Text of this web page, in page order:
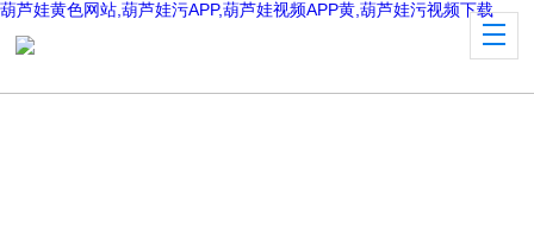
葫芦娃黄色网站,葫芦娃污APP,葫芦娃视频APP黄,葫芦娃污视频下载